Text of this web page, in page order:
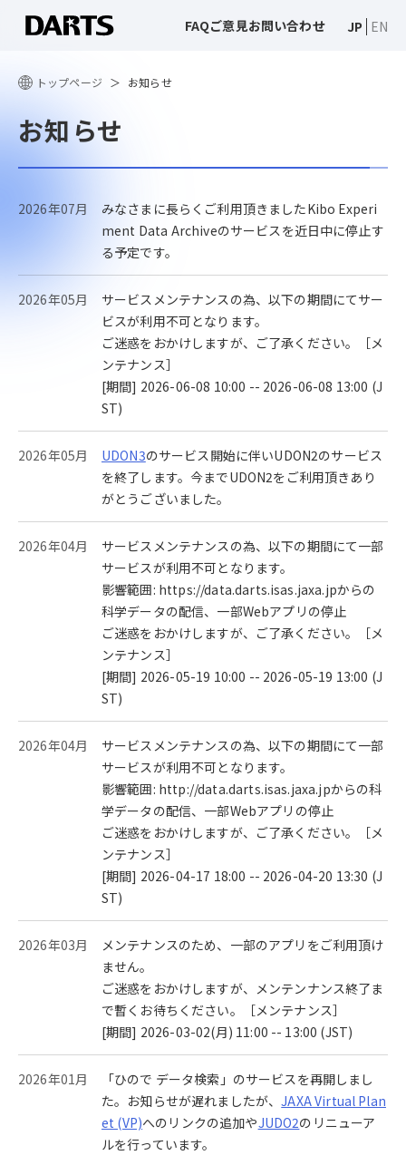
FAQご意見お問い合わせ JP EN
トップページ お知らせ
お知らせ
2026年07月
みなさまに長らくご利用頂きましたKibo Experi
ment Data Archiveのサービスを近日中に停止す
る予定です。
2026年05月
サービスメンテナンスの為、以下の期間にてサー
ビスが利用不可となります。
ご迷惑をおかけしますが、ご了承ください。［メ
ンテナンス］
[期間] 2026-06-08 10:00 -- 2026-06-08 13:00 (J
ST)
2026年05月 UDON3のサービス開始に伴いUDON2のサービス
を終了します。今までUDON2をご利用頂きあり
がとうございました。
2026年04月
サービスメンテナンスの為、以下の期間にて一部
サービスが利用不可となります。
影響範囲: https://data.darts.isas.jaxa.jpからの
科学データの配信、一部Webアプリの停止
ご迷惑をおかけしますが、ご了承ください。［メ
ンテナンス］
[期間] 2026-05-19 10:00 -- 2026-05-19 13:00 (J
ST)
2026年04月
サービスメンテナンスの為、以下の期間にて一部
サービスが利用不可となります。
影響範囲: http://data.darts.isas.jaxa.jpからの科
学データの配信、一部Webアプリの停止
ご迷惑をおかけしますが、ご了承ください。［メ
ンテナンス］
[期間] 2026-04-17 18:00 -- 2026-04-20 13:30 (J
ST)
2026年03月
メンテナンスのため、一部のアプリをご利用頂け
ません。
ご迷惑をおかけしますが、メンテンナンス終了ま
で暫くお待ちください。［メンテナンス］
[期間] 2026-03-02(月) 11:00 -- 13:00 (JST)
2026年01月
「ひので データ検索」のサービスを再開しまし
た。お知らせが遅れましたが、JAXA Virtual Plan
et (VP)へのリンクの追加やJUDO2のリニューア
ルを行っています。